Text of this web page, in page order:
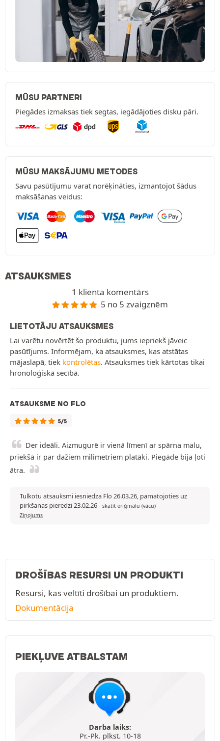
MŪSU PARTNERI
Piegādes izmaksas tiek segtas, iegādājoties disku pāri.
MŪSU MAKSĀJUMU METODES
Savu pasūtījumu varat norēķināties, izmantojot šādus
maksāšanas veidus:
ATSAUKSMES
1 klienta komentārs
5 no 5 zvaigznēm
LIETOTĀJU ATSAUKSMES
Lai varētu novērtēt šo produktu, jums iepriekš jāveic
pasūtījums. Informējam, ka atsauksmes, kas atstātas
mājaslapā, tiek kontrolētas. Atsauksmes tiek kārtotas tikai
hronoloģiskā secībā.
ATSAUKSME NO FLO
5/5
Der ideāli. Aizmugurē ir vienā līmenī ar spārna malu,
priekšā ir par dažiem milimetriem platāki. Piegāde bija ļoti
ātra.
Tulkotu atsauksmi iesniedza Flo 26.03.26, pamatojoties uz
pirkšanas pieredzi 23.02.26- skatīt oriģinālu (vācu)
Ziņojums
DROŠĪBAS RESURSI UN PRODUKTI
Resursi, kas veltīti drošībai un produktiem.
Dokumentācija
PIEKĻUVE ATBALSTAM
Darba laiks:
Pr.-Pk. plkst. 10-18